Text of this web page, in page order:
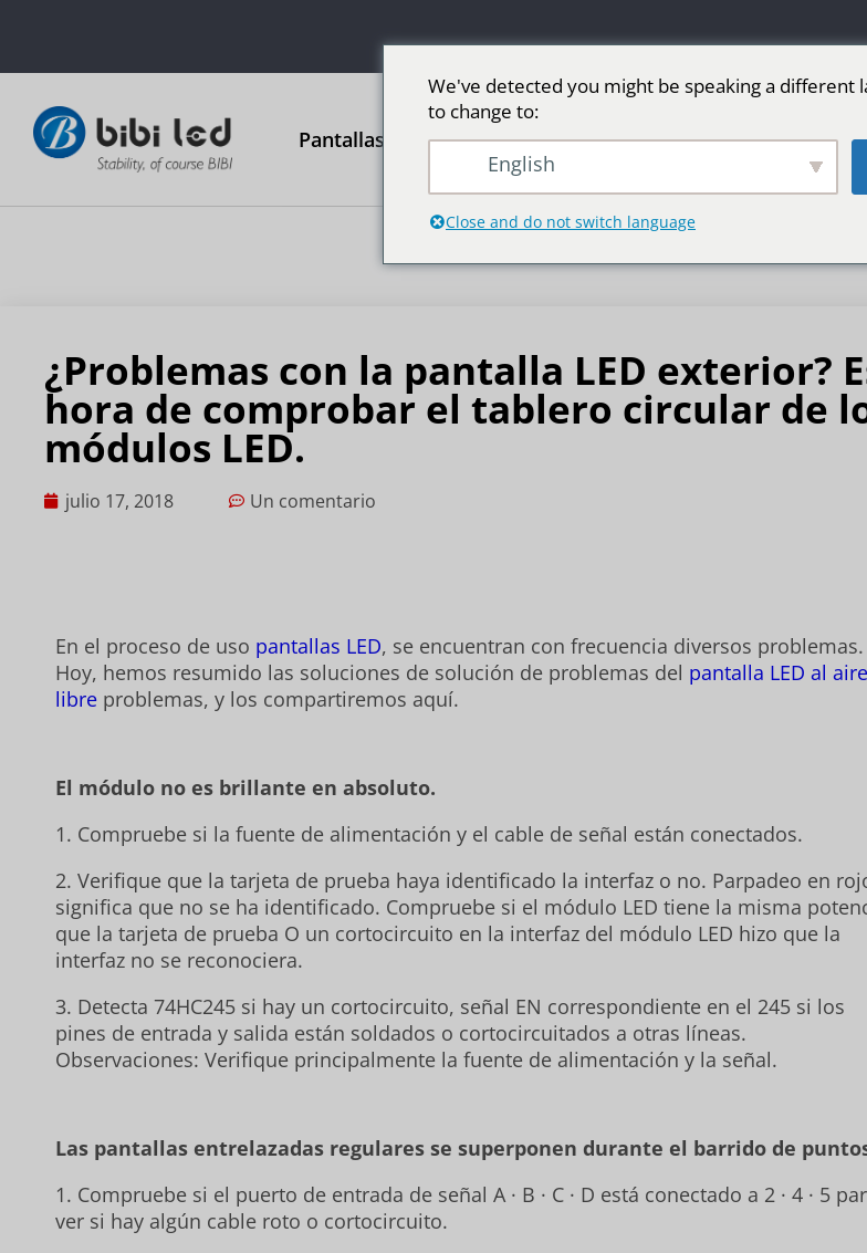
Pantallas publicitarias LED Pantalla LED para escenario
¿Problemas con la pantalla LED exterior?
hora de comprobar el tablero circular de
módulos LED.
julio 17, 2018 Un comentario
En el proceso de uso pantallas LED, se encuentran con frecuencia diversos problemas.
Hoy, hemos resumido las soluciones de solución de problemas del pantalla LED al aire
libre problemas, y los compartiremos aquí.
El módulo no es brillante en absoluto.
1. Compruebe si la fuente de alimentación y el cable de señal están conectados.
2. Verifique que la tarjeta de prueba haya identificado la interfaz o no. Parpadeo en
significa que no se ha identificado. Compruebe si el módulo LED tiene la misma
que la tarjeta de prueba O un cortocircuito en la interfaz del módulo LED hizo que la
interfaz no se reconociera.
3. Detecta 74HC245 si hay un cortocircuito, señal EN correspondiente en el 245 si los
pines de entrada y salida están soldados o cortocircuitados a otras líneas.
Observaciones: Verifique principalmente la fuente de alimentación y la señal.
Las pantallas entrelazadas regulares se superponen durante el barrido de
1. Compruebe si el puerto de entrada de señal A · B · C · D está conectado a 2 · 4 · 5
ver si hay algún cable roto o cortocircuito.
We've detected you might be speaking a different
to change to:
English
Close and do not switch language